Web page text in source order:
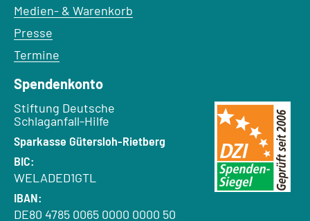
Medien- & Warenkorb
Presse
Termine
Spendenkonto
Empfänger:
Stiftung Deutsche
Schlaganfall-Hilfe
Bank:
Sparkasse Gütersloh-Rietberg
BIC:
WELADED1GTL
IBAN:
DE80 4785 0065 0000 0000 50